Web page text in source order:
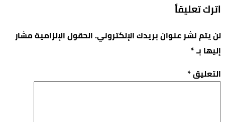
اترك تعليقاً
لن يتم نشر عنوان بريدك الإلكتروني.الحقول الإلزامية مشار
إليها بـ*
التعليق*